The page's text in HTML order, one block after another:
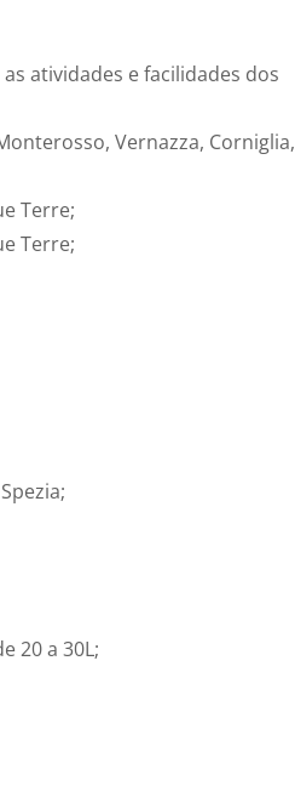
atividades e facilidades dos
Vernazza, Corniglia,
Terre;
Terre;
20 a 30L;